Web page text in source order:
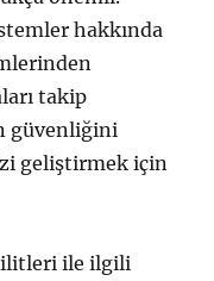
hakkında
takip
güvenliğini
geliştirmek için
ile ilgili